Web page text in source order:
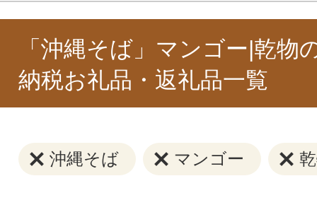
「沖縄そば」マンゴー|乾物
納税お礼品・返礼品一覧
沖縄そば マンゴー